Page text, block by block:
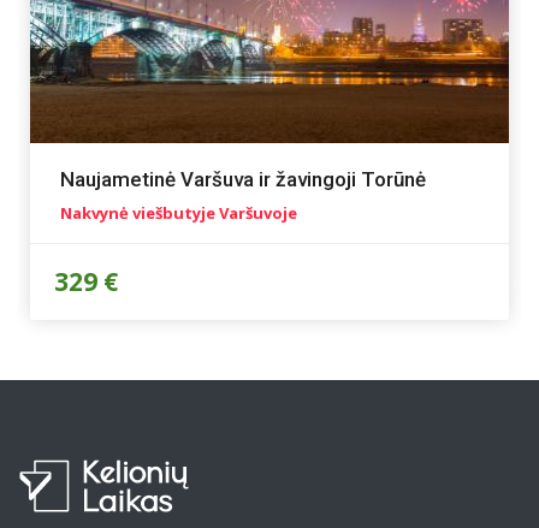
Naujametinė Varšuva ir žavingoji Torūnė
Nakvynė viešbutyje Varšuvoje
329 €